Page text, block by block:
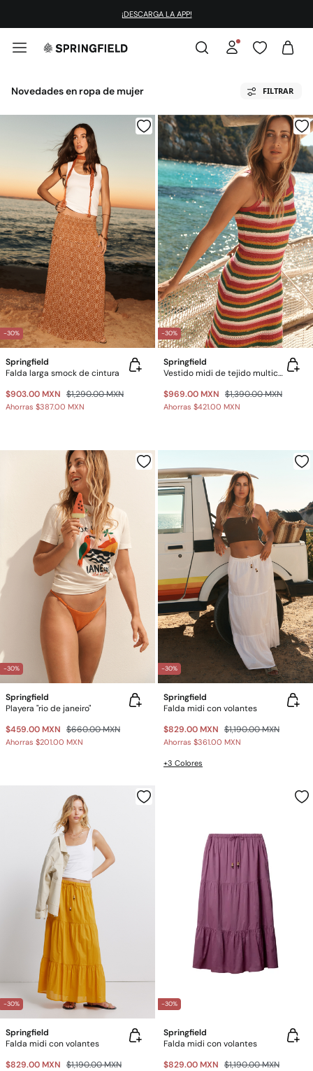
¡DESCARGA NUESTRA APPY DISFRUTA -10% EXTRA! | CÓDIGO: SPFAPP
Novedades en ropa de mujer FILTRAR
-30%
Springfield
Falda larga smock de cintura
$903.00 MXN $1,290.00 MXN
Ahorras $387.00 MXN
-30%
Springfield
Vestido midi de tejido multicolor
$969.00 MXN $1,390.00 MXN
Ahorras $421.00 MXN
-30%
Springfield
Playera "rio de janeiro"
$459.00 MXN $660.00 MXN
Ahorras $201.00 MXN
-30%
Springfield
Falda midi con volantes
$829.00 MXN $1,190.00 MXN
Ahorras $361.00 MXN
+3 Colores
-30%
Springfield
Falda midi con volantes
$829.00 MXN $1,190.00 MXN
-30%
Springfield
Falda midi con volantes
$829.00 MXN $1,190.00 MXN